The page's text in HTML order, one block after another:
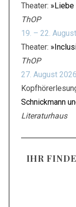
Theater: »Liebe
ThOP
19. – 22.
Theater:
ThOP
27. August 2026
Schnickmann
Literaturhaus
IHR
c
h
n
a
c
h
: